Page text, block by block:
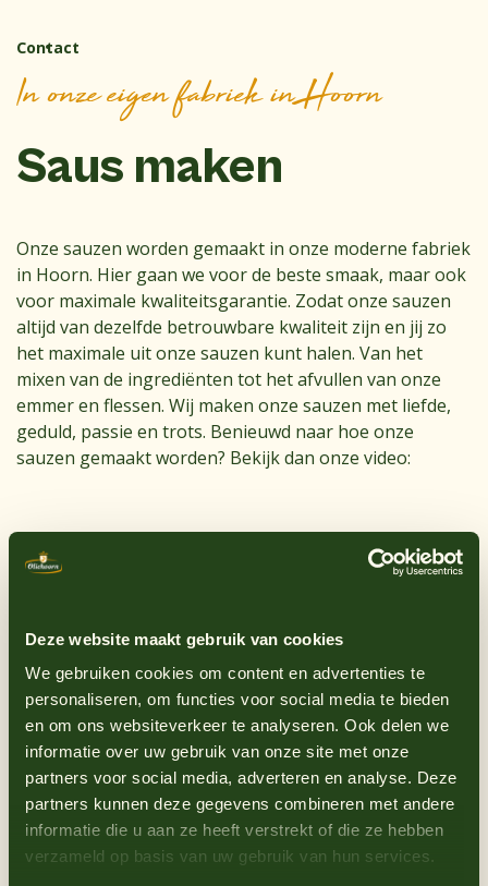
Deze website maakt gebruik van cookies
We gebruiken cookies om content en advertenties te
personaliseren, om functies voor social media te bieden
en om ons websiteverkeer te analyseren. Ook delen we
informatie over uw gebruik van onze site met onze
partners voor social media, adverteren en analyse. Deze
partners kunnen deze gegevens combineren met andere
informatie die u aan ze heeft verstrekt of die ze hebben
verzameld op basis van uw gebruik van hun services.
Contact
In onze eigen fabriek in Hoorn
Saus maken
Onze sauzen worden gemaakt in onze moderne fabriek
in Hoorn. Hier gaan we voor de beste smaak, maar ook
voor maximale kwaliteitsgarantie. Zodat onze sauzen
altijd van dezelfde betrouwbare kwaliteit zijn en jij zo
het maximale uit onze sauzen kunt halen. Van het
mixen van de ingrediënten tot het afvullen van onze
emmer en flessen. Wij maken onze sauzen met liefde,
geduld, passie en trots. Benieuwd naar hoe onze
sauzen gemaakt worden? Bekijk dan onze video:
'Kijkje in de Oliehoorn sausfabriek' video!